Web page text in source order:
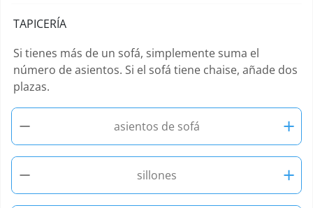
TAPICERÍA
Si tienes más de un sofá, simplemente suma el
número de asientos. Si el sofá tiene chaise, añade dos
plazas.
− asientos de sofá
+
−
sillones
+